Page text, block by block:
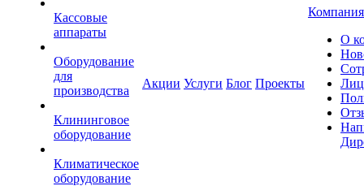
Кассовые
аппараты
Оборудование
для
производства
Клининговое
оборудование
Климатическое
оборудование
Акции Услуги Блог Проекты
Компания
О